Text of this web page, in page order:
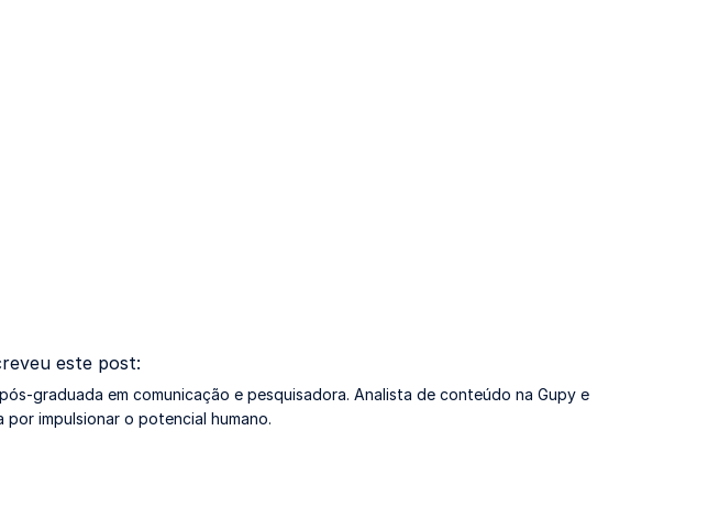
este post:
graduada em comunicação e pesquisadora. Analista de conteúdo na Gupy e
por impulsionar o potencial humano.